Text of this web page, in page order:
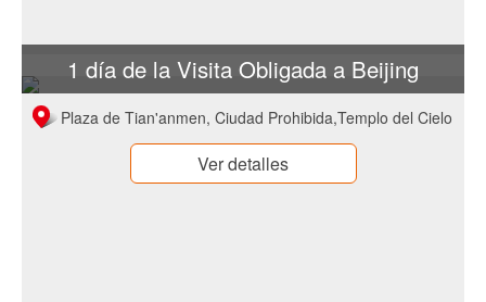
1 día de la Visita Obligada a Beijing
Plaza de Tian'anmen, Ciudad Prohibida,Templo del Cielo
Ver detalles